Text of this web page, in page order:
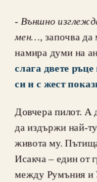
- Външно
мен…, започва да
намира думи на
слага двете
си и с жест
Довчера пилот. А
да издържи най-
живота му.
Исакча – един от
между Румъния и